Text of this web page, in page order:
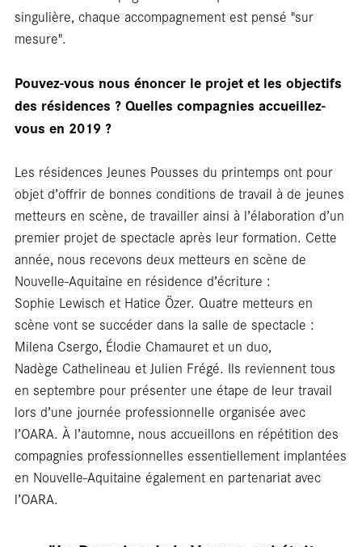
singulière, chaque accompagnement est pensé "sur
mesure".
Pouvez-vous nous énoncer le projet et les objectifs
des résidences ? Quelles compagnies accueillez-
vous en 2019 ?
Les résidences Jeunes Pousses du printemps ont pour
objet d’offrir de bonnes conditions de travail à de jeunes
metteurs en scène, de travailler ainsi à l’élaboration d’un
premier projet de spectacle après leur formation. Cette
année, nous recevons deux metteurs en scène de
Nouvelle‑Aquitaine en résidence d’écriture :
Sophie Lewisch et Hatice Özer. Quatre metteurs en
scène vont se succéder dans la salle de spectacle :
Milena Csergo, Élodie Chamauret et un duo,
Nadège Cathelineau et Julien Frégé. Ils reviennent tous
en septembre pour présenter une étape de leur travail
lors d’une journée professionnelle organisée avec
l’OARA. À l’automne, nous accueillons en répétition des
compagnies professionnelles essentiellement implantées
en Nouvelle‑Aquitaine également en partenariat avec
l’OARA.